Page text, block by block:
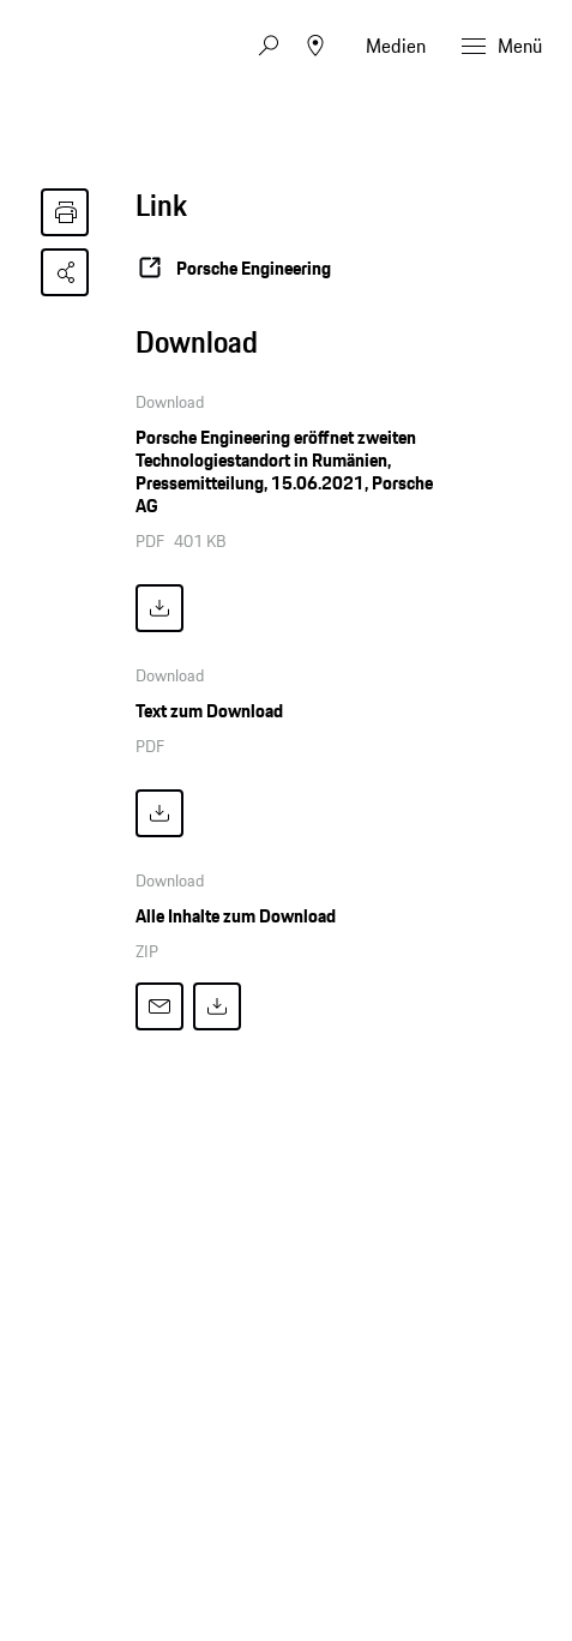
Medien Menü
Link
Porsche Engineering
Download
Download
Porsche Engineering eröffnet zweiten
Technologiestandort in Rumänien,
Pressemitteilung, 15.06.2021, Porsche
AG
PDF 401 KB
Download
Text zum Download
PDF
Download
Alle Inhalte zum Download
ZIP